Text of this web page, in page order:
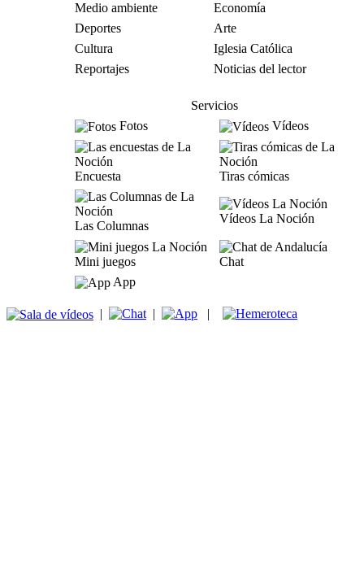
Medio ambiente
Economía
Deportes
Arte
Cultura
Iglesia Católica
Reportajes
Noticias del lector
Servicios
Fotos
Vídeos
Encuesta Tiras cómicas
Las Columnas
Vídeos La Noción
Mini juegos
Chat
App
| | |